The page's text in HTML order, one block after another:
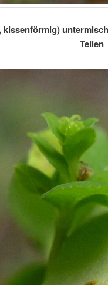
kissenförmig)
Telien